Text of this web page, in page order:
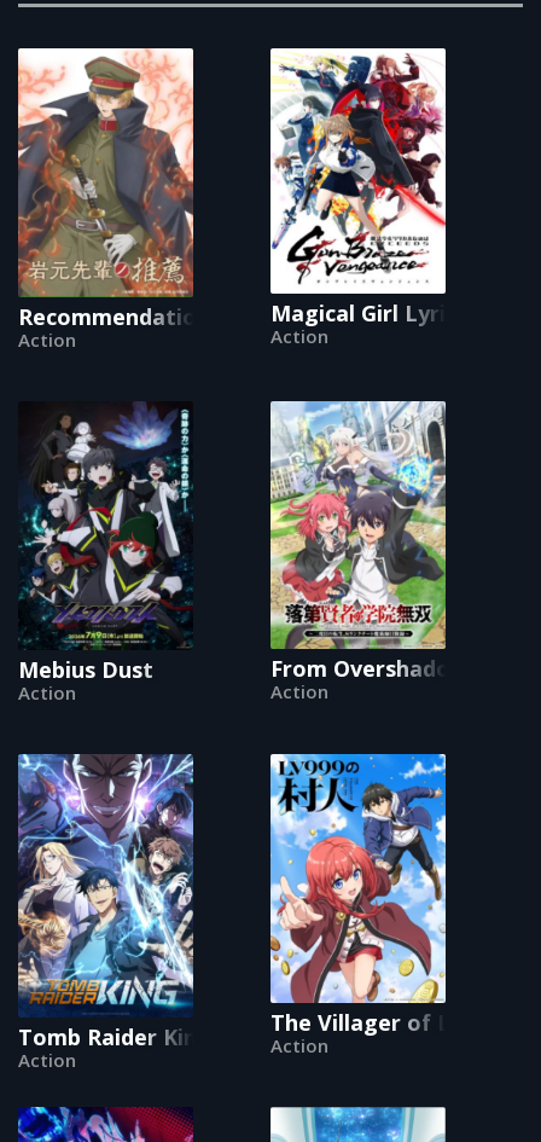
Recommendations from Iwamoto-Senpai
Action
Magical Girl Lyrical
Action
Mebius Dust
Action
From Overshadowed to
Action
Tomb Raider King
Action
The Villager of Level 999
Action